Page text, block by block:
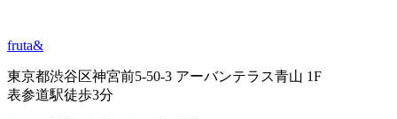
fruta&
東京都渋谷区神宮前5-50-3 アーバンテラス青山 1F
表参道駅徒歩3分